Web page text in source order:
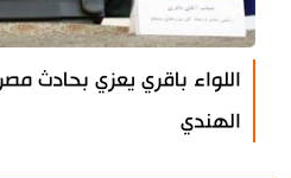
اللواء باقري يعزي بحادث
الهندي